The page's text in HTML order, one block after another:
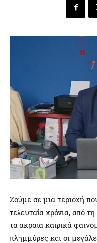
Ζούμε σε μια περιοχή
τελευταία χρόνια, από
τα ακραία καιρικά
πλημμύρες και οι